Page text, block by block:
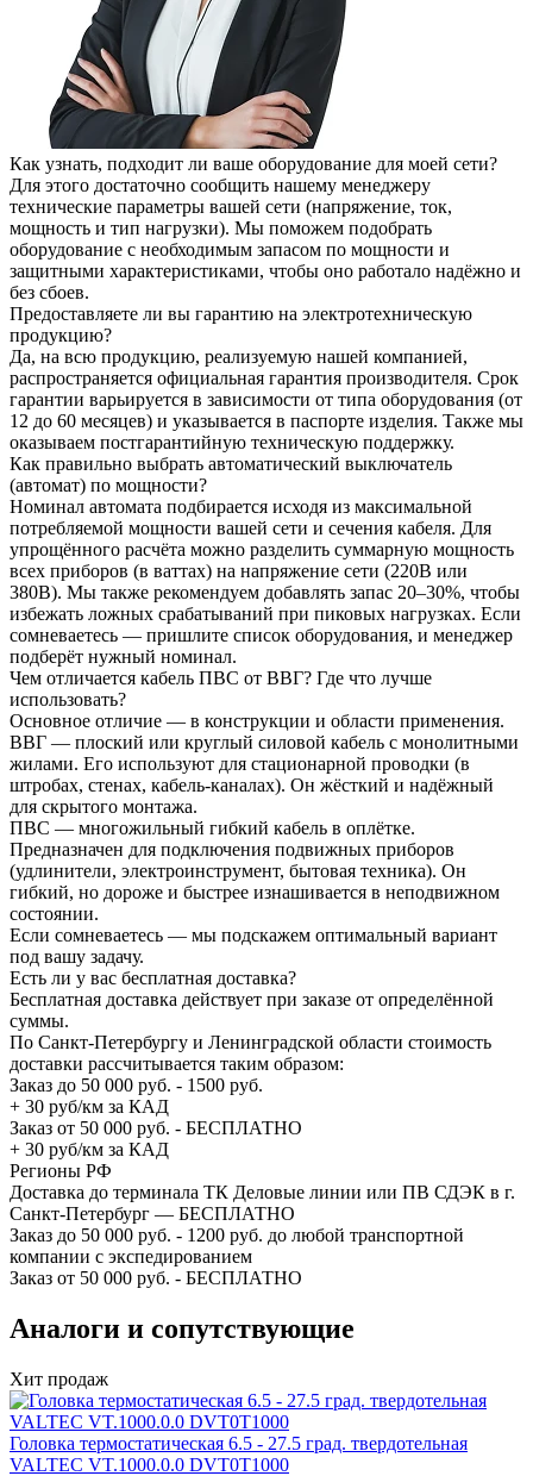
Как узнать, подходит ли ваше оборудование для моей сети?
Для этого достаточно сообщить нашему менеджеру
технические параметры вашей сети (напряжение, ток,
мощность и тип нагрузки). Мы поможем подобрать
оборудование с необходимым запасом по мощности и
защитными характеристиками, чтобы оно работало надёжно и
без сбоев.
Предоставляете ли вы гарантию на электротехническую
продукцию?
Да, на всю продукцию, реализуемую нашей компанией,
распространяется официальная гарантия производителя. Срок
гарантии варьируется в зависимости от типа оборудования (от
12 до 60 месяцев) и указывается в паспорте изделия. Также мы
оказываем постгарантийную техническую поддержку.
Как правильно выбрать автоматический выключатель
(автомат) по мощности?
Номинал автомата подбирается исходя из максимальной
потребляемой мощности вашей сети и сечения кабеля. Для
упрощённого расчёта можно разделить суммарную мощность
всех приборов (в ваттах) на напряжение сети (220В или
380В). Мы также рекомендуем добавлять запас 20–30%, чтобы
избежать ложных срабатываний при пиковых нагрузках. Если
сомневаетесь — пришлите список оборудования, и менеджер
подберёт нужный номинал.
Чем отличается кабель ПВС от ВВГ? Где что лучше
использовать?
Основное отличие — в конструкции и области применения.
ВВГ — плоский или круглый силовой кабель с монолитными
жилами. Его используют для стационарной проводки (в
штробах, стенах, кабель-каналах). Он жёсткий и надёжный
для скрытого монтажа.
ПВС — многожильный гибкий кабель в оплётке.
Предназначен для подключения подвижных приборов
(удлинители, электроинструмент, бытовая техника). Он
гибкий, но дороже и быстрее изнашивается в неподвижном
состоянии.
Если сомневаетесь — мы подскажем оптимальный вариант
под вашу задачу.
Есть ли у вас бесплатная доставка?
Бесплатная доставка действует при заказе от определённой
суммы.
По Санкт-Петербургу и Ленинградской области стоимость
доставки рассчитывается таким образом:
Заказ до 50 000 руб. - 1500 руб.
+ 30 руб/км за КАД
Заказ от 50 000 руб. - БЕСПЛАТНО
+ 30 руб/км за КАД
Регионы РФ
Доставка до терминала ТК Деловые линии или ПВ СДЭК в г.
Санкт-Петербург — БЕСПЛАТНО
Заказ до 50 000 руб. - 1200 руб. до любой транспортной
компании с экспедированием
Заказ от 50 000 руб. - БЕСПЛАТНО
Аналоги и сопутствующие
Хит продаж
Головка термостатическая 6.5 - 27.5 град. твердотельная
VALTEC VT.1000.0.0 DVT0T1000